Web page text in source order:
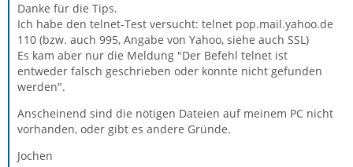
Danke für die Tips.
Ich habe den telnet-Test versucht: telnet pop.mail.yahoo.de
110 (bzw. auch 995, Angabe von Yahoo, siehe auch SSL)
Es kam aber nur die Meldung "Der Befehl telnet ist
entweder falsch geschrieben oder konnte nicht gefunden
werden".
Anscheinend sind die nötigen Dateien auf meinem PC nicht
vorhanden, oder gibt es andere Gründe.
Jochen